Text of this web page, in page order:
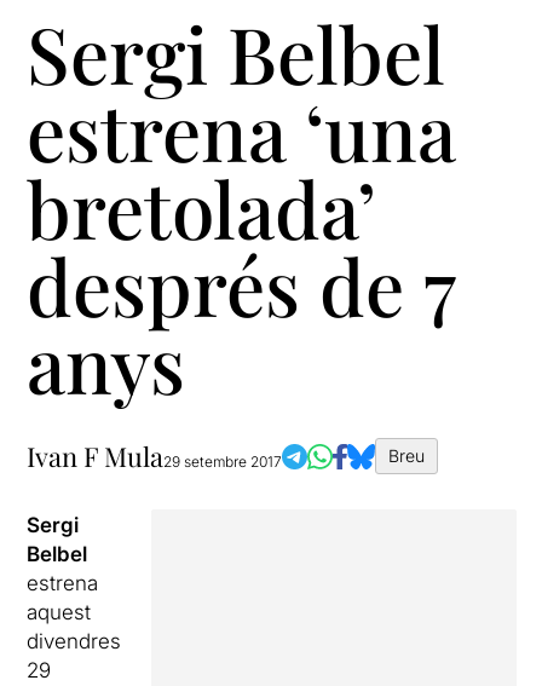
Sergi Belbel
estrena ‘una
bretolada’
després de 7
anys
Ivan F Mula29 setembre 2017 Breu
Sergi
Belbel
estrena
aquest
divendres
29